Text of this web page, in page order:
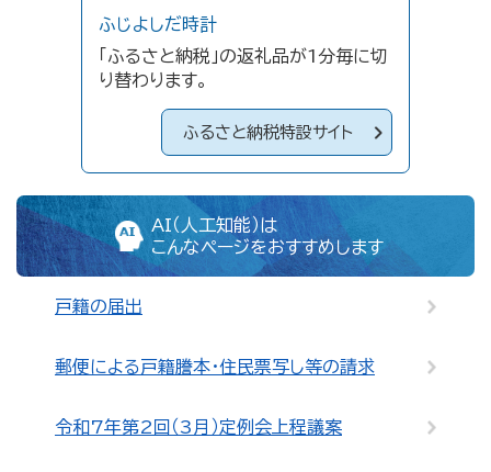
ふじよしだ時計
「ふるさと納税」の返礼品が1分毎に切
り替わります。
ふるさと納税特設サイト
AI（人工知能）は
こんなページをおすすめします
戸籍の届出
郵便による戸籍謄本・住民票写し等の請求
令和7年第2回（3月）定例会上程議案